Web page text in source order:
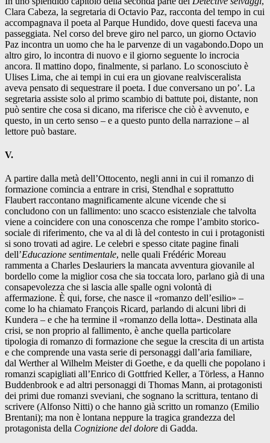
Clara Cabeza, la segretaria di Octavio Paz, racconta del tempo in cui
accompagnava il poeta al Parque Hundido, dove questi faceva una
passeggiata. Nel corso del breve giro nel parco, un giorno Octavio
Paz incontra un uomo che ha le parvenze di un vagabondo.Dopo un
altro giro, lo incontra di nuovo e il giorno seguente lo incrocia
ancora. Il mattino dopo, finalmente, si parlano. Lo sconosciuto è
Ulises Lima, che ai tempi in cui era un giovane realvisceralista
aveva pensato di sequestrare il poeta. I due conversano un po’. La
segretaria assiste solo al primo scambio di battute poi, distante, non
può sentire che cosa si dicano, ma riferisce che ciò è avvenuto, e
questo, in un certo senso – e a questo punto della narrazione – al
lettore può bastare.
V.
A partire dalla metà dell’Ottocento, negli anni in cui il romanzo di
formazione comincia a entrare in crisi, Stendhal e soprattutto
Flaubert raccontano magnificamente alcune vicende che si
concludono con un fallimento: uno scacco esistenziale che talvolta
viene a coincidere con una conoscenza che rompe l’ambito storico-
sociale di riferimento, che va al di là del contesto in cui i protagonisti
si sono trovati ad agire. Le celebri e spesso citate pagine finali
dell’Educazione sentimentale, nelle quali Frédéric Moreau
rammenta a Charles Deslauriers la mancata avventura giovanile al
bordello come la miglior cosa che sia toccata loro, parlano già di una
consapevolezza che si lascia alle spalle ogni volontà di
affermazione. È qui, forse, che nasce il «romanzo dell’esilio» –
come lo ha chiamato François Ricard, parlando di alcuni libri di
Kundera – e che ha termine il «romanzo della lotta». Destinata alla
crisi, se non proprio al fallimento, è anche quella particolare
tipologia di romanzo di formazione che segue la crescita di un artista
e che comprende una vasta serie di personaggi dall’aria familiare,
dal Werther al Wilhelm Meister di Goethe, e da quelli che popolano i
romanzi scapigliati all’Enrico di Gottfried Keller, a Törless, a Hanno
Buddenbrook e ad altri personaggi di Thomas Mann, ai protagonisti
dei primi due romanzi sveviani, che sognano la scrittura, tentano di
scrivere (Alfonso Nitti) o che hanno già scritto un romanzo (Emilio
Brentani); ma non è lontana neppure la tragica grandezza del
protagonista della Cognizione del dolore di Gadda.